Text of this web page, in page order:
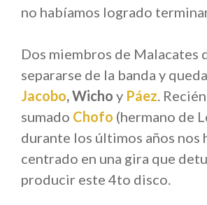
no habíamos logrado
Dos miembros de Malacates
separarse de la banda y
Jacobo, Wicho y Páez.
sumado Chofo (hermano de
durante los últimos años nos
centrado en una gira que
producir este 4to disco.